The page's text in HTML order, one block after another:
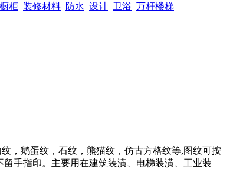
柜 装修材料 防水 设计 卫浴 万杆楼梯
，鹅蛋纹，石纹，熊猫纹，仿古方格纹等,图纹可按
手指印。主要用在建筑装潢、电梯装潢、工业装